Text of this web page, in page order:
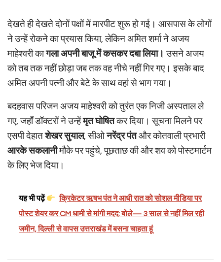
देखते ही देखते दोनों पक्षों में मारपीट शुरू हो गई। आसपास के लोगों
ने उन्हें रोकने का प्रयास किया, लेकिन अमित शर्मा ने अजय
माहेश्वरी कागला अपनी बाजू में कसकर दबा लिया। उसने अजय
को तब तक नहीं छोड़ा जब तक वह नीचे नहीं गिर गए। इसके बाद
अमित अपनी पत्नी और बेटे के साथ वहां से भाग गया।
बदहवास परिजन अजय माहेश्वरी को तुरंत एक निजी अस्पताल ले
गए, जहाँ डॉक्टरों ने उन्हेंमृत घोषितकर दिया। सूचना मिलने पर
एसपी देहातशेखर सुयाल, सीओनरेंद्र पंतऔर कोतवाली प्रभारी
आरके सकलानीमौके पर पहुंचे, पूछताछ की और शव को पोस्टमार्टम
के लिए भेज दिया।
यह भी पढ़ें
क्रिकेटर ऋषभ पंत ने आधी रात को सोशल मीडिया पर
पोस्ट शेयर कर CM धामी से मांगी मदद: बोले— 3 साल से नहीं मिल रही
जमीन, दिल्ली से वापस उत्तराखंड में बसना चाहता हूं